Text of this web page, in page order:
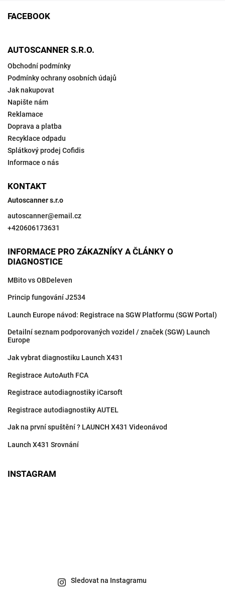
FACEBOOK
AUTOSCANNER S.R.O.
Obchodní podmínky
Podmínky ochrany osobních údajů
Jak nakupovat
Napište nám
Reklamace
Doprava a platba
Recyklace odpadu
Splátkový prodej Cofidis
Informace o nás
KONTAKT
Autoscanner s.r.o
autoscanner@email.cz
+420606173631
INFORMACE PRO ZÁKAZNÍKY A ČLÁNKY O
DIAGNOSTICE
MBito vs OBDeleven
Princip fungování J2534
Launch Europe návod: Registrace na SGW Platformu (SGW Portal)
Detailní seznam podporovaných vozidel / značek (SGW) Launch
Europe
Jak vybrat diagnostiku Launch X431
Registrace AutoAuth FCA
Registrace autodiagnostiky iCarsoft
Registrace autodiagnostiky AUTEL
Jak na první spuštění ? LAUNCH X431 Videonávod
Launch X431 Srovnání
INSTAGRAM
Sledovat na Instagramu